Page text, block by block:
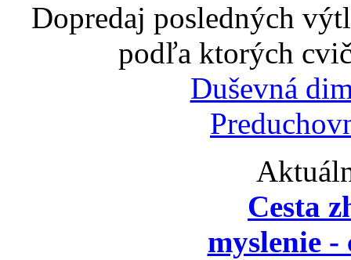
Dopredaj posledných
podľa ktorých
Duševná
Cesta
myslenie